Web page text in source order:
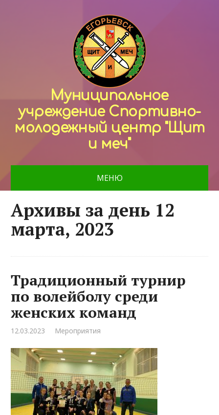
Муниципальное
учреждение Спортивно-
молодежный центр "Щит
и меч"
МЕНЮ
Архивы за день 12
марта, 2023
Традиционный турнир
по волейболу среди
женских команд
12.03.2023 Мероприятия